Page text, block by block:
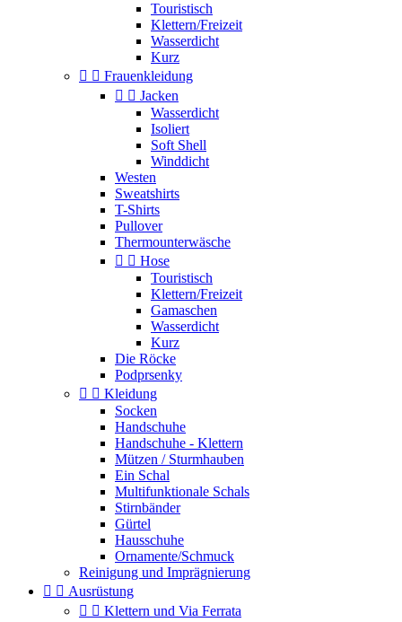
Touristisch
Klettern/Freizeit
Wasserdicht
Kurz
  Frauenkleidung
  Jacken
Wasserdicht
Isoliert
Soft Shell
Winddicht
Westen
Sweatshirts
T-Shirts
Pullover
Thermounterwäsche
  Hose
Touristisch
Klettern/Freizeit
Gamaschen
Wasserdicht
Kurz
Die Röcke
Podprsenky
  Kleidung
Socken
Handschuhe
Handschuhe - Klettern
Mützen / Sturmhauben
Ein Schal
Multifunktionale Schals
Stirnbänder
Gürtel
Hausschuhe
Ornamente/Schmuck
Reinigung und Imprägnierung
  Ausrüstung
  Klettern und Via Ferrata